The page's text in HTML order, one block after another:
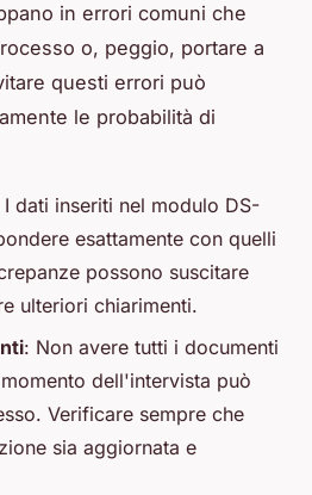
in errori comuni che
o, peggio, portare a
questi errori può
le probabilità di
I dati inseriti nel modulo DS-
esattamente con quelli
possono suscitare
ulteriori chiarimenti.
: Non avere tutti i documenti
dell'intervista può
Verificare sempre che
sia aggiornata e